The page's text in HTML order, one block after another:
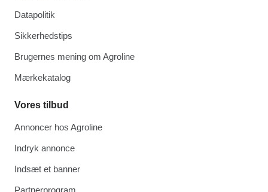
Datapolitik
Sikkerhedstips
Brugernes mening om Agroline
Mærkekatalog
Vores tilbud
Annoncer hos Agroline
Indryk annonce
Indsæt et banner